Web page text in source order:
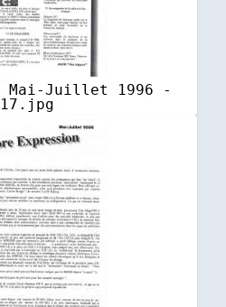
Mai-Juillet 1996 -
17.jpg